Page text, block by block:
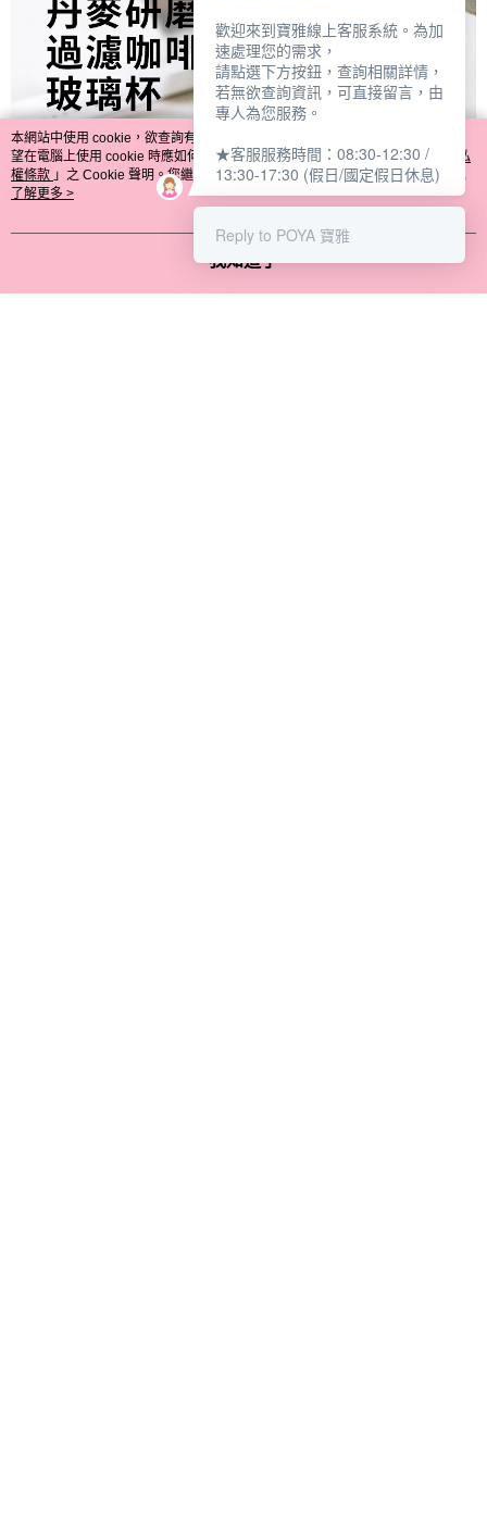
本網站中使用 cookie，欲查詢有關本網站使用 cookie 方式之詳情，及若您不希
望在電腦上使用 cookie 時應如何變更電腦的 cookie 設定，請參閱本網站「
隱私
權條款 」之 Cookie 聲明。您繼續使用本網站即表示您同意本公司得按本網站使
用條款之 Cookie 聲明使用 cookie。
了解更多 >
我知道了
歡迎來到寶雅線上客服系統。為加
速處理您的需求，
請點選下方按鈕，查詢相關詳情，
若無欲查詢資訊，可直接留言，由
專人為您服務。
★客服服務時間：08:30-12:30 /
13:30-17:30 (假日/國定假日休息)
Reply to POYA 寶雅